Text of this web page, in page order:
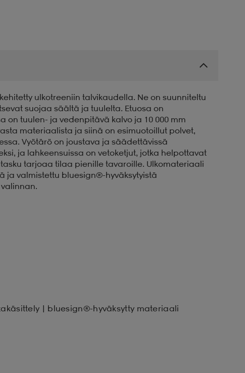
ulkotreeniin talvikaudella. Ne on suunniteltu
suojaa säältä ja tuulelta. Etuosa on
tuulen- ja vedenpitävä kalvo ja 10 000 mm
materiaalista ja siinä on esimuotoillut polvet,
Vyötärö on joustava ja säädettävissä
ja lahkeensuissa on vetoketjut, jotka helpottavat
tarjoaa tilaa pienille tavaroille. Ulkomateriaali
ja valmistettu bluesign®-hyväksytyistä
| bluesign®-hyväksytty materiaali